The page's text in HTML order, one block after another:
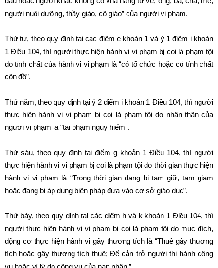
người nuôi dưỡng, thầy giáo, cô giáo” của người vi phạm.
Thứ tư, theo quy định tại các điểm e khoản 1 và ý 1 điểm i khoản
1 Điều 104, thì người thực hiện hành vi vi phạm bị coi là phạm tội
do tính chất của hành vi vi phạm là “có tổ chức hoặc có tính chất
côn đồ”.
Thứ năm, theo quy định tại ý 2 điểm i khoản 1 Điều 104, thì người
thực hiện hành vi vi phạm bị coi là phạm tội do nhân thân của
người vi phạm là “tái phạm nguy hiểm”.
Thứ sáu, theo quy định tại điểm g khoản 1 Điều 104, thì người
thực hiện hành vi vi phạm bị coi là phạm tội do thời gian thực hiện
hành vi vi phạm là “Trong thời gian đang bị tạm giữ, tạm giam
hoặc đang bị áp dụng biện pháp đưa vào cơ sở giáo dục”.
Thứ bảy, theo quy định tại các điểm h và k khoản 1 Điều 104, thì
người thực hiện hành vi vi phạm bị coi là phạm tội do mục đích,
động cơ thực hiện hành vi gây thương tích là “Thuê gây thương
tích hoặc gây thương tích thuê; Để cản trở người thi hành công
vụ hoặc vì lý do công vụ của nạn nhân.”